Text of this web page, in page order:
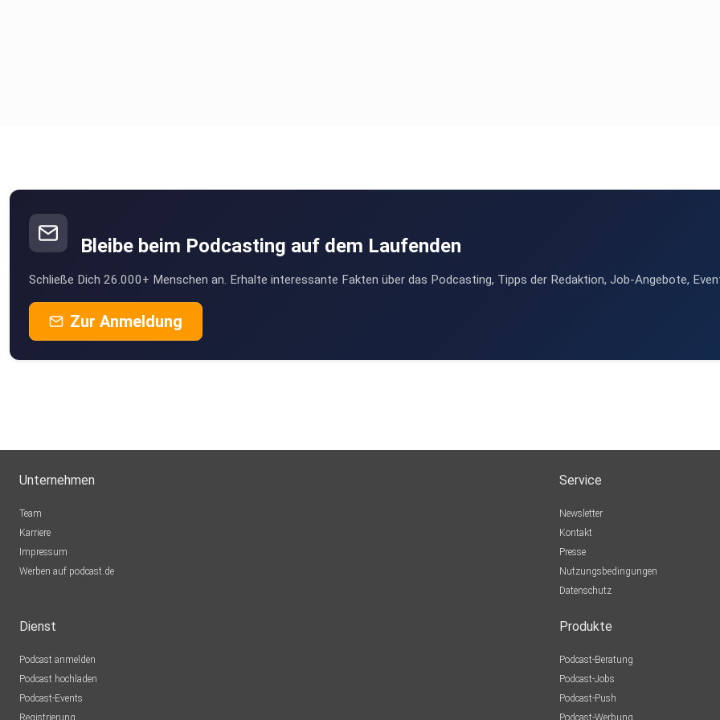
Bleibe beim Podcasting auf dem Laufenden
Schließe Dich 26.000+ Menschen an. Erhalte interessante Fakten über das Podcasting, Tipps der Redaktion, Job-Angebote,
Zur Anmeldung
Unternehmen
Team
Karriere
Impressum
Werben auf podcast.de
Service
Newsletter
Kontakt
Presse
Nutzungsbedingungen
Datenschutz
Dienst
Podcast anmelden
Podcast hochladen
Podcast-Events
Registrierung
Produkte
Podcast-Beratung
Podcast-Jobs
Podcast-Push
Podcast-Werbung